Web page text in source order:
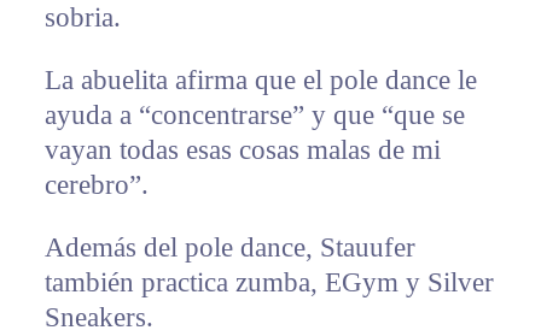
sobria.
La abuelita afirma que el pole dance le
ayuda a “concentrarse” y que “que se
vayan todas esas cosas malas de mi
cerebro”.
Además del pole dance, Stauufer
también practica zumba, EGym y Silver
Sneakers.